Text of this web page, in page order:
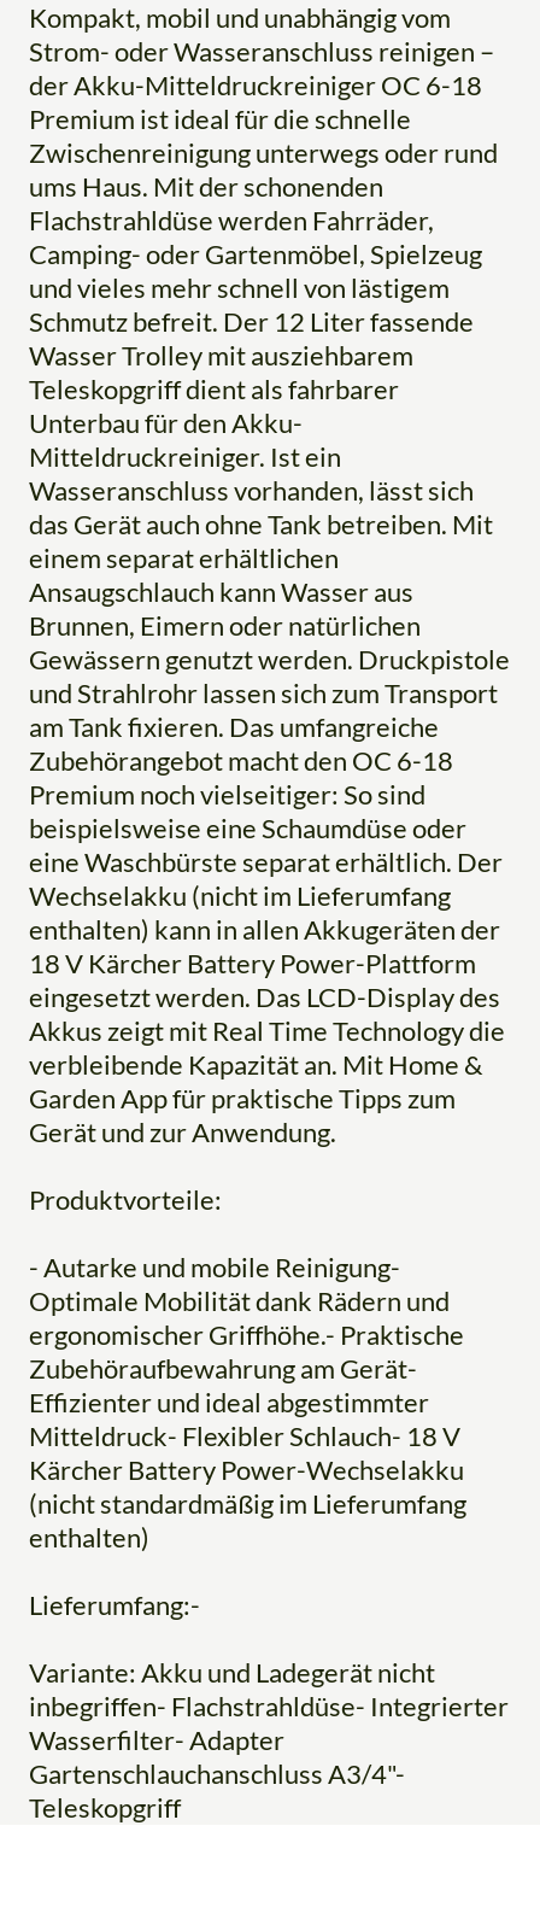
Kompakt, mobil und unabhängig vom
Strom- oder Wasseranschluss reinigen –
der Akku-Mitteldruckreiniger OC 6-18
Premium ist ideal für die schnelle
Zwischenreinigung unterwegs oder rund
ums Haus. Mit der schonenden
Flachstrahldüse werden Fahrräder,
Camping- oder Gartenmöbel, Spielzeug
und vieles mehr schnell von lästigem
Schmutz befreit. Der 12 Liter fassende
Wasser Trolley mit ausziehbarem
Teleskopgriff dient als fahrbarer
Unterbau für den Akku-
Mitteldruckreiniger. Ist ein
Wasseranschluss vorhanden, lässt sich
das Gerät auch ohne Tank betreiben. Mit
einem separat erhältlichen
Ansaugschlauch kann Wasser aus
Brunnen, Eimern oder natürlichen
Gewässern genutzt werden. Druckpistole
und Strahlrohr lassen sich zum Transport
am Tank fixieren. Das umfangreiche
Zubehörangebot macht den OC 6-18
Premium noch vielseitiger: So sind
beispielsweise eine Schaumdüse oder
eine Waschbürste separat erhältlich. Der
Wechselakku (nicht im Lieferumfang
enthalten) kann in allen Akkugeräten der
18 V Kärcher Battery Power-Plattform
eingesetzt werden. Das LCD-Display des
Akkus zeigt mit Real Time Technology die
verbleibende Kapazität an. Mit Home &
Garden App für praktische Tipps zum
Gerät und zur Anwendung.
Produktvorteile:
- Autarke und mobile Reinigung-
Optimale Mobilität dank Rädern und
ergonomischer Griffhöhe.- Praktische
Zubehöraufbewahrung am Gerät-
Effizienter und ideal abgestimmter
Mitteldruck- Flexibler Schlauch- 18 V
Kärcher Battery Power-Wechselakku
(nicht standardmäßig im Lieferumfang
enthalten)
Lieferumfang:-
Variante: Akku und Ladegerät nicht
inbegriffen- Flachstrahldüse- Integrierter
Wasserfilter- Adapter
Gartenschlauchanschluss A3/4"-
Teleskopgriff